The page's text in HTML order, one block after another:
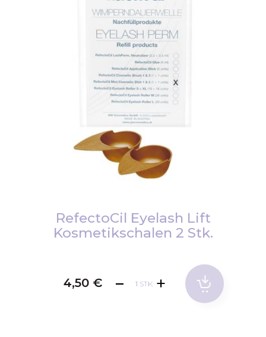
RefectoCil Eyelash Lift
Kosmetikschalen 2 Stk.
4,50 € STK